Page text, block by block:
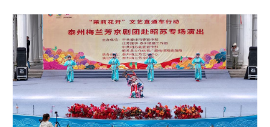
Русский язык 日本語 한국어
Deutsch Português